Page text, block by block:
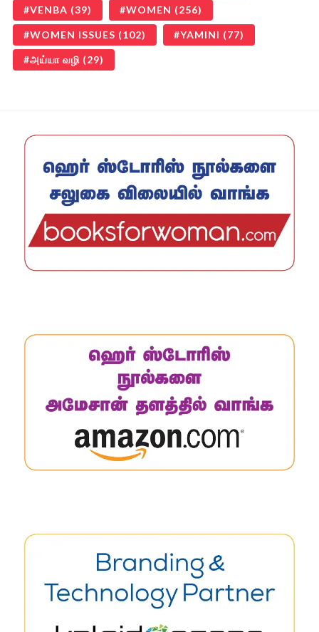
VENBA (39) WOMEN (256)
WOMEN ISSUES (102) YAMINI (77)
அய்யா வழி (29)